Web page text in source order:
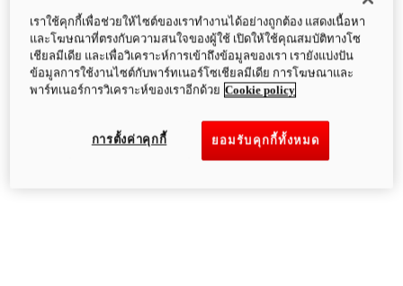
เราใช้คุกกี้เพื่อช่วยให้ไซต์ของเราทำงานได้อย่างถูกต้อง แสดงเนื้อหา
และโฆษณาที่ตรงกับความสนใจของผู้ใช้ เปิดให้ใช้คุณสมบัติทางโซ
เชียลมีเดีย และเพื่อวิเคราะห์การเข้าถึงข้อมูลของเรา เรายังแบ่งปัน
ข้อมูลการใช้งานไซต์กับพาร์ทเนอร์โซเชียลมีเดีย การโฆษณาและ
พาร์ทเนอร์การวิเคราะห์ของเราอีกด้วย Cookie policy
ยอมรับคุกกี้ทั้งหมด
การตั้งค่าคุกกี้